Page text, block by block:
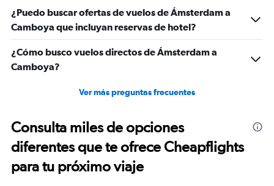
¿Puedo buscar ofertas de vuelos de Ámsterdam a
Camboya que incluyan reservas de hotel?
¿Cómo busco vuelos directos de Ámsterdam a
Camboya?
Ver más preguntas frecuentes
Consulta miles de opciones
diferentes que te ofrece Cheapflights
para tu próximo viaje